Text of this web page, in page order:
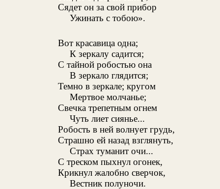
Сядет он за свой прибор
Ужинать с тобою».
Вот красавица одна;
К зеркалу садится;
С тайной робостью она
В зеркало глядится;
Темно в зеркале; кругом
Мертвое молчанье;
Свечка трепетным огнем
Чуть лиет сиянье...
Робость в ней волнует грудь,
Страшно ей назад взглянуть,
Страх туманит очи...
С треском пыхнул огонек,
Крикнул жалобно сверчок,
Вестник полуночи.